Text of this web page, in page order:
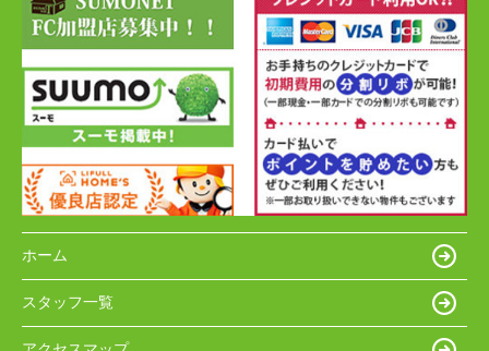
ホーム
スタッフ一覧